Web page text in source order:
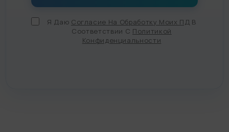
Я Даю Согласие На Обработку Моих ПД В
Соответствии С Политикой
Конфиденциальности